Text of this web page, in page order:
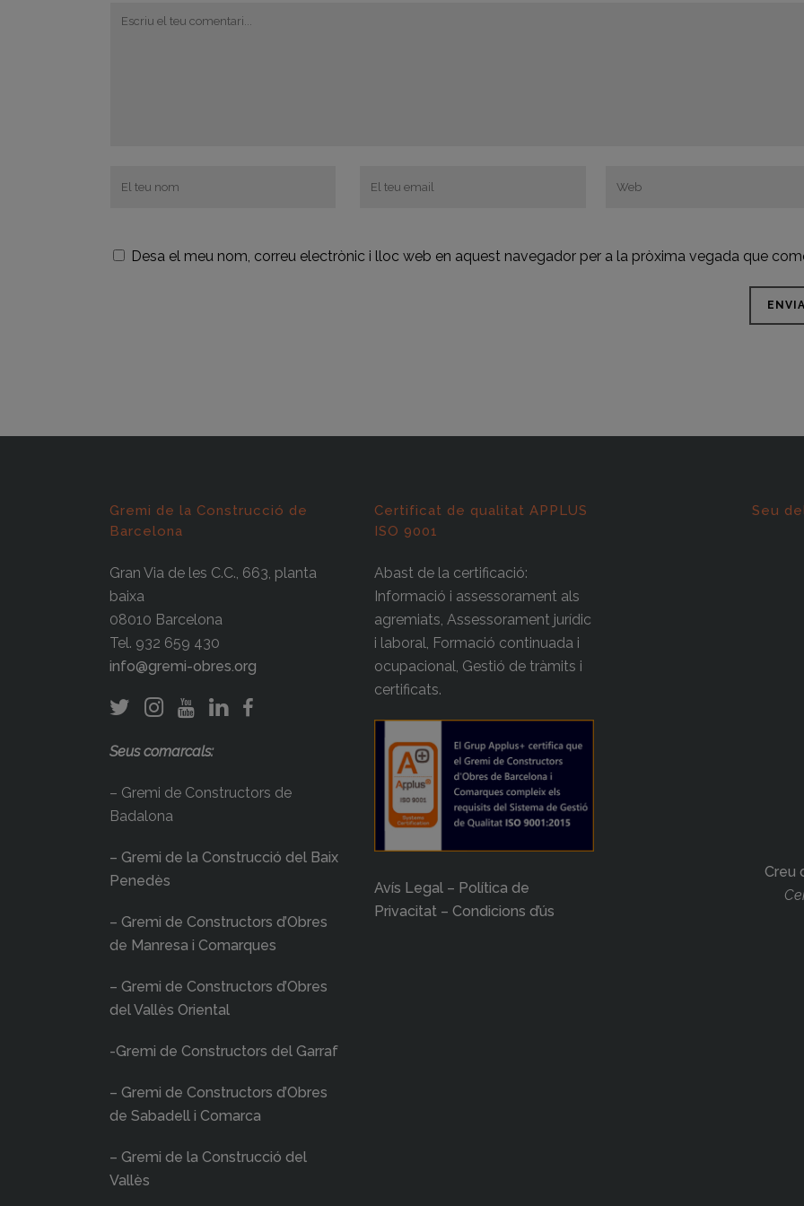
Desa el meu nom, correu electrònic i lloc web en aquest navegador per a la pròxima vegada que
Gremi de la Construcció de
Barcelona
Gran Via de les C.C., 663, planta
baixa
08010 Barcelona
Tel. 932 659 430
info@gremi-obres.org
Seus comarcals:
– Gremi de Constructors de
Badalona
– Gremi de la Construcció del Baix
Penedès
– Gremi de Constructors d’Obres
de Manresa i Comarques
– Gremi de Constructors d’Obres
del Vallès Oriental
-Gremi de Constructors del Garraf
– Gremi de Constructors d’Obres
de Sabadell i Comarca
– Gremi de la Construcció del
Vallès
Certificat de qualitat APPLUS
ISO 9001
Abast de la certificació:
Informació i assessorament als
agremiats, Assessorament jurídic
i laboral, Formació continuada i
ocupacional, Gestió de tràmits i
certificats.
Avís Legal – Política de
Privacitat – Condicions d’ús
Seu
Creu